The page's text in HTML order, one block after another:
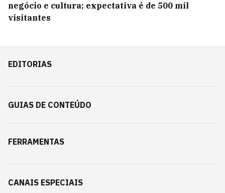
negócio e cultura; expectativa é de 500 mil
visitantes
EDITORIAS
GUIAS DE CONTEÚDO
FERRAMENTAS
CANAIS ESPECIAIS